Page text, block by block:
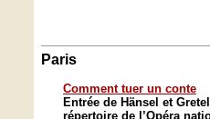
Paris
Comment tuer un conte
Entrée de Hänsel et
répertoire de l’Opéra